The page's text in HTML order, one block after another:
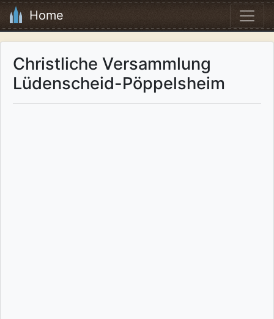
Home
Christliche Versammlung
Lüdenscheid-Pöppelsheim